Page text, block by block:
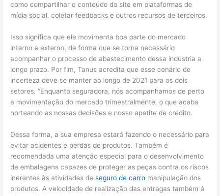
como compartilhar o conteúdo do site em plataformas de
mídia social, coletar feedbacks e outros recursos de terceiros.
Isso significa que ele movimenta boa parte do mercado
interno e externo, de forma que se torna necessário
acompanhar o processo de abastecimento dessa indústria a
longo prazo. Por fim, Tanus acredita que esse cenário de
incerteza deve se manter ao longo de 2021 para os dois
setores. “Enquanto seguradora, nós acompanhamos de perto
a movimentação do mercado trimestralmente, o que acaba
norteando as nossas decisões e nosso apetite de crédito.
Dessa forma, a sua empresa estará fazendo o necessário para
evitar acidentes e perdas de produtos. Também é
recomendada uma atenção especial para o desenvolvimento
de embalagens capazes de proteger as peças contra os riscos
inerentes às atividades deseguro de carro manipulação dos
produtos. A velocidade de realização das entregas também é